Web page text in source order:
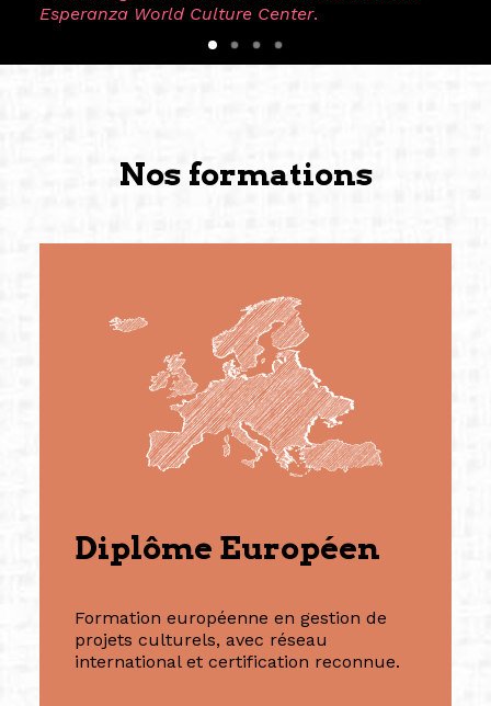
Esperanza World Culture Center.
Nos formations
Diplôme Européen
Formation européenne en gestion de
projets culturels, avec réseau
international et certification reconnue.